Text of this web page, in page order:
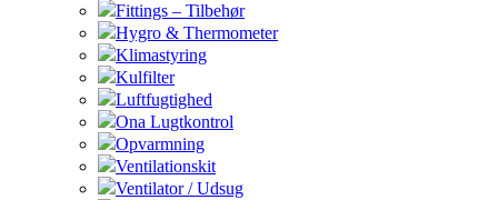
Fittings – Tilbehør
Hygro & Thermometer
Klimastyring
Kulfilter
Luftfugtighed
Ona Lugtkontrol
Opvarmning
Ventilationskit
Ventilator / Udsug